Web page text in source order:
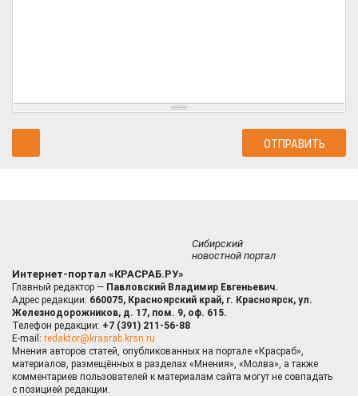
Сибирский
новостной портал
Интернет-портал «КРАСРАБ.РУ»
Главный редактор — Павловский Владимир Евгеньевич.
Адрес редакции: 660075, Красноярский край, г. Красноярск, ул.
Железнодорожников, д. 17, пом. 9, оф. 615.
Телефон редакции: +7 (391) 211-56-88
E-mail: redaktor@krasrab.krsn.ru
Мнения авторов статей, опубликованных на портале «Красраб»,
материалов, размещённых в разделах «Мнения», «Молва», а также
комментариев пользователей к материалам сайта могут не совпадать
с позицией редакции.